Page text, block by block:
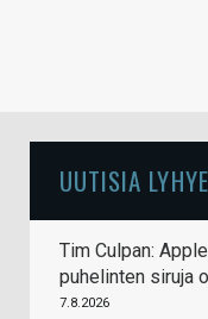
UUTISIA
Tim Culpan:
puhelinten siruja
7.8.2026